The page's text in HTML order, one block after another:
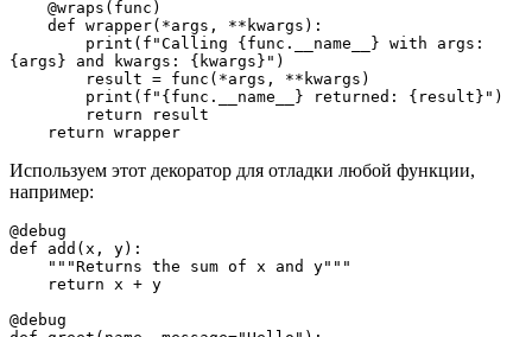
{args} and kwargs: {kwargs}")
    return wrapper
Используем этот декоратор для отладки любой функции,
например:
@debug
def add(x, y):
@debug